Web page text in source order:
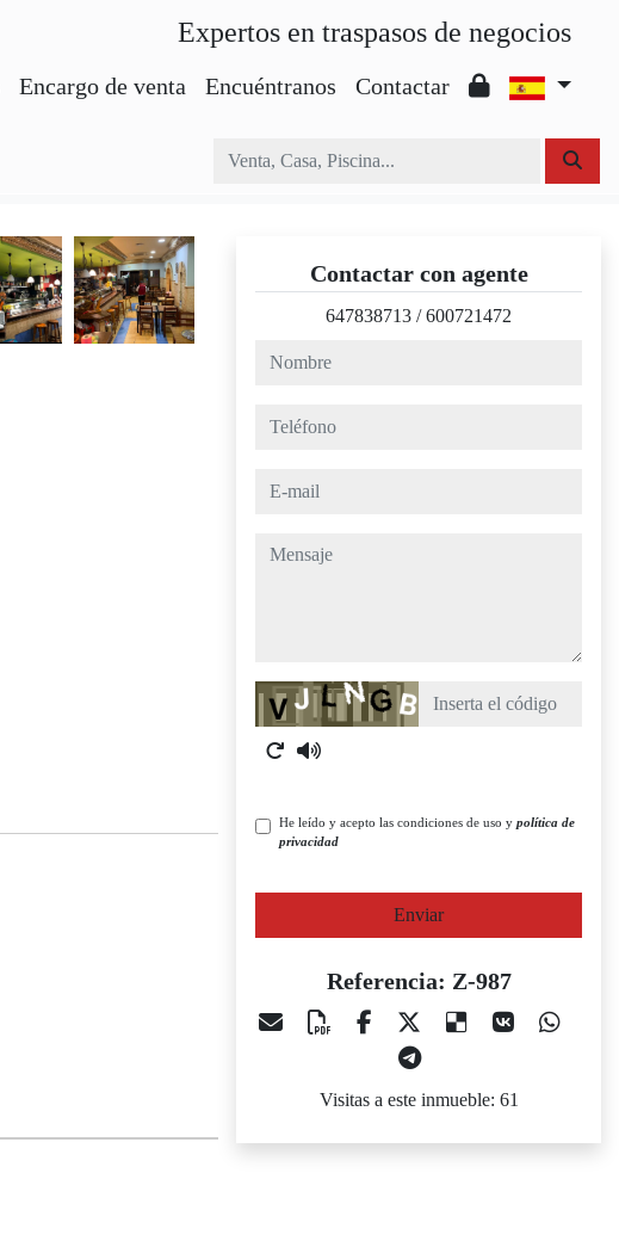
Expertos en traspasos de negocios
Encargo de venta Encuéntranos Contactar
Contactar con agente
647838713 /600721472
nombre
teléfono
e-mail
mensaje
Captcha
He leído y acepto las condiciones de uso y política de
privacidad
Enviar
Referencia: Z-987
Visitas a este inmueble: 61